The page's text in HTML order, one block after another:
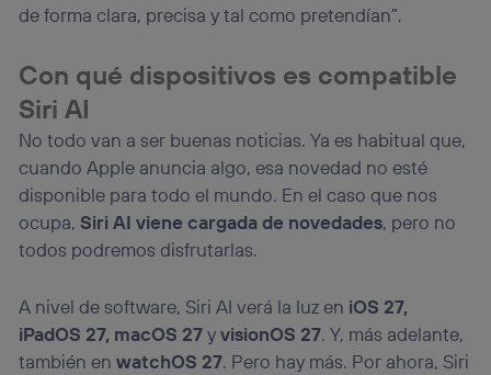
de forma clara, precisa y tal como pretendían”.
Con qué dispositivos es compatible
Siri AI
No todo van a ser buenas noticias. Ya es habitual que,
cuando Apple anuncia algo, esa novedad no esté
disponible para todo el mundo. En el caso que nos
ocupa,Siri AI viene cargada de novedades, pero no
todos podremos disfrutarlas.
A nivel de software, Siri AI verá la luz en iOS 27,
iPadOS 27, macOS 27yvisionOS 27. Y, más adelante,
también enwatchOS 27. Pero hay más. Por ahora, Siri